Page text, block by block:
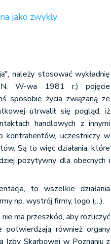
jako zwykły
należy stosować wykładnię
W-wa 1981 r.) pojęcie
sposobie życia związaną ze
utrwalił się pogląd, iż
handlowych z innymi
kontrahentów, uczestniczy w
Są to więc działania, które
pozytywny dla obecnych i
to wszelkie działania
np. wystrój firmy, logo (…).
ma przeszkód, aby rozliczyć
również organy
Izby Skarbowej w Poznaniu z